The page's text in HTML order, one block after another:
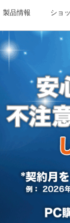
製品情報 ショ